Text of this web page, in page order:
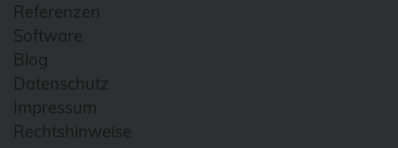
Referenzen
Software
Blog
Datenschutz
Impressum
Rechtshinweise